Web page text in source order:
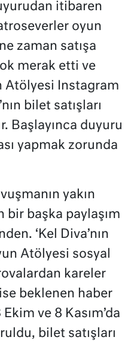
itibaren
oyun
zaman satışa
merak etti ve
Atölyesi Instagram
bilet satışları
Başlayınca duyuru
yapmak zorunda
yakın
başka paylaşım
‘Kel Diva’nın
Atölyesi sosyal
kareler
ise beklenen haber
ve 8 Kasım’da
bilet satışları